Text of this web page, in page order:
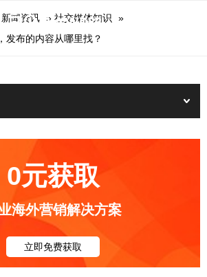
新闻资讯 » 社交媒体知识
»
发布的内容从哪里找？
0元获取
海外营销解决方案
立即免费获取